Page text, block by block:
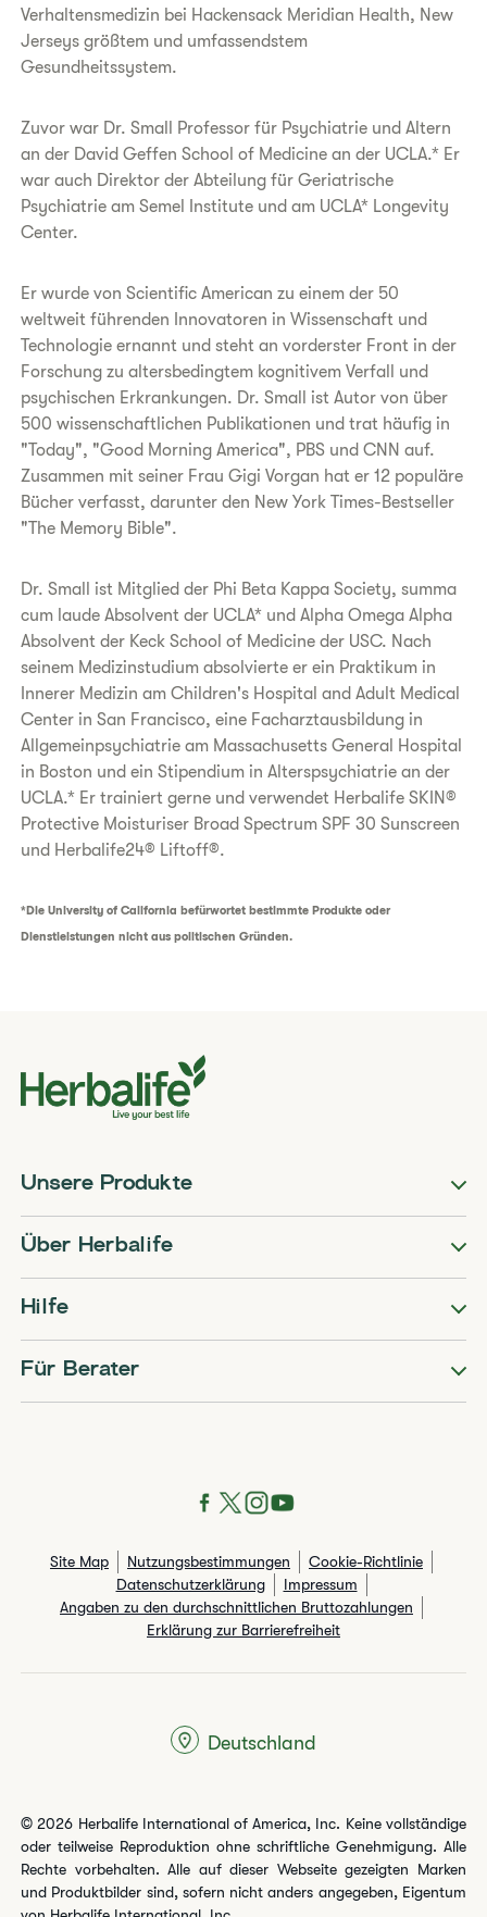
Verhaltensmedizin bei Hackensack Meridian Health, New
Jerseys größtem und umfassendstem
Gesundheitssystem.
Zuvor war Dr. Small Professor für Psychiatrie und Altern
an der David Geffen School of Medicine an der UCLA.* Er
war auch Direktor der Abteilung für Geriatrische
Psychiatrie am Semel Institute und am UCLA* Longevity
Center.
Er wurde von Scientific American zu einem der 50
weltweit führenden Innovatoren in Wissenschaft und
Technologie ernannt und steht an vorderster Front in der
Forschung zu altersbedingtem kognitivem Verfall und
psychischen Erkrankungen. Dr. Small ist Autor von über
500 wissenschaftlichen Publikationen und trat häufig in
"Today", "Good Morning America", PBS und CNN auf.
Zusammen mit seiner Frau Gigi Vorgan hat er 12 populäre
Bücher verfasst, darunter den New York Times-Bestseller
"The Memory Bible".
Dr. Small ist Mitglied der Phi Beta Kappa Society, summa
cum laude Absolvent der UCLA* und Alpha Omega Alpha
Absolvent der Keck School of Medicine der USC. Nach
seinem Medizinstudium absolvierte er ein Praktikum in
Innerer Medizin am Children's Hospital and Adult Medical
Center in San Francisco, eine Facharztausbildung in
Allgemeinpsychiatrie am Massachusetts General Hospital
in Boston und ein Stipendium in Alterspsychiatrie an der
UCLA.* Er trainiert gerne und verwendet Herbalife SKIN®
Protective Moisturiser Broad Spectrum SPF 30 Sunscreen
und Herbalife24® Liftoff®.
*Die University of California befürwortet bestimmte Produkte oder
Dienstleistungen nicht aus politischen Gründen.
Unsere Produkte
Über Herbalife
Hilfe
Für Berater
Site Map Nutzungsbestimmungen
Cookie-Richtlinie
Datenschutzerklärung
Impressum
Angaben zu den durchschnittlichen Bruttozahlungen​
Erklärung zur Barrierefreiheit
© 2026 Herbalife International of America, Inc. Keine vollständige
oder teilweise Reproduktion ohne schriftliche Genehmigung. Alle
Rechte vorbehalten. Alle auf dieser Webseite gezeigten Marken
und Produktbilder sind, sofern nicht anders angegeben, Eigentum
Deutschland